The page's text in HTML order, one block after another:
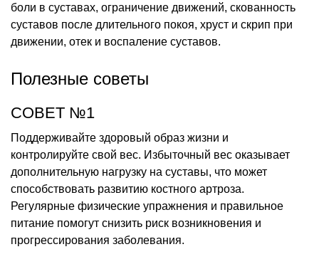
боли в суставах, ограничение движений, скованность
суставов после длительного покоя, хруст и скрип при
движении, отек и воспаление суставов.
Полезные советы
СОВЕТ №1
Поддерживайте здоровый образ жизни и
контролируйте свой вес. Избыточный вес оказывает
дополнительную нагрузку на суставы, что может
способствовать развитию костного артроза.
Регулярные физические упражнения и правильное
питание помогут снизить риск возникновения и
прогрессирования заболевания.